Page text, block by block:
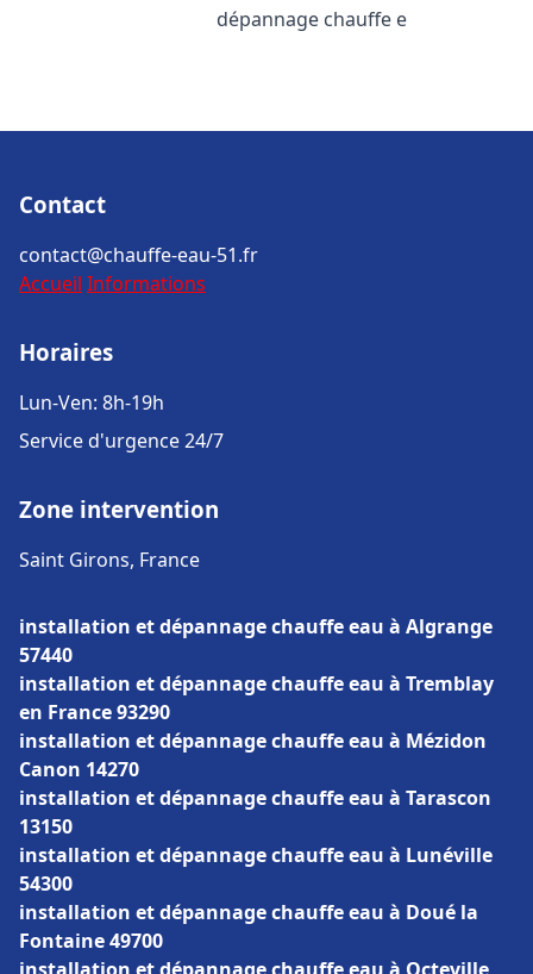
dépannage chauffe e
Contact
contact@chauffe-eau-51.fr
Accueil Informations
Horaires
Lun-Ven: 8h-19h
Service d'urgence 24/7
Zone intervention
Saint Girons, France
installation et dépannage chauffe eau à Algrange
57440
installation et dépannage chauffe eau à Tremblay
en France 93290
installation et dépannage chauffe eau à Mézidon
Canon 14270
installation et dépannage chauffe eau à Tarascon
13150
installation et dépannage chauffe eau à Lunéville
54300
installation et dépannage chauffe eau à Doué la
Fontaine 49700